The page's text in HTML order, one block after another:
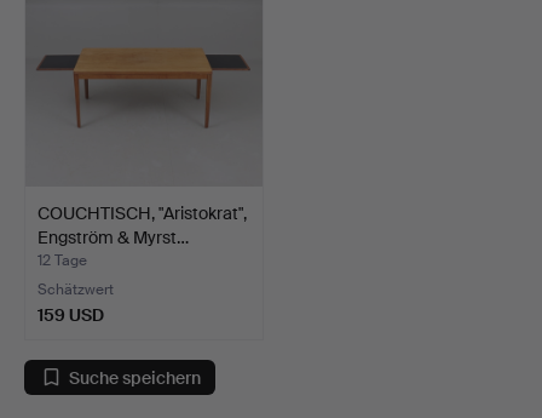
COUCHTISCH, "Aristokrat",
Engström & Myrst…
12 Tage
Schätzwert
159 USD
Suche speichern